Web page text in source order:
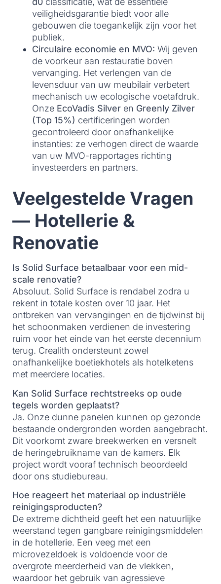
veiligheidsgarantie biedt voor alle
gebouwen die toegankelijk zijn voor het
publiek.
Circulaire economie en MVO: Wij geven
de voorkeur aan restauratie boven
vervanging. Het verlengen van de
levensduur van uw meubilair verbetert
mechanisch uw ecologische voetafdruk.
Onze EcoVadis Silver en Greenly Zilver
(Top 15%) certificeringen worden
gecontroleerd door onafhankelijke
instanties: ze verhogen direct de waarde
van uw MVO-rapportages richting
investeerders en partners.
Veelgestelde Vragen
— Hotellerie &
Renovatie
Is Solid Surface betaalbaar voor een mid-
scale renovatie?
Absoluut. Solid Surface is rendabel zodra u
rekent in totale kosten over 10 jaar. Het
ontbreken van vervangingen en de tijdwinst bij
het schoonmaken verdienen de investering
ruim voor het einde van het eerste decennium
terug. Crealith ondersteunt zowel
onafhankelijke boetiekhotels als hotelketens
met meerdere locaties.
Kan Solid Surface rechtstreeks op oude
tegels worden geplaatst?
Ja. Onze dunne panelen kunnen op gezonde
bestaande ondergronden worden aangebracht.
Dit voorkomt zware breekwerken en versnelt
de heringebruikname van de kamers. Elk
project wordt vooraf technisch beoordeeld
door ons studiebureau.
Hoe reageert het materiaal op industriële
reinigingsproducten?
De extreme dichtheid geeft het een natuurlijke
weerstand tegen gangbare reinigingsmiddelen
in de hotellerie. Een veeg met een
microvezeldoek is voldoende voor de
overgrote meerderheid van de vlekken,
waardoor het gebruik van agressieve